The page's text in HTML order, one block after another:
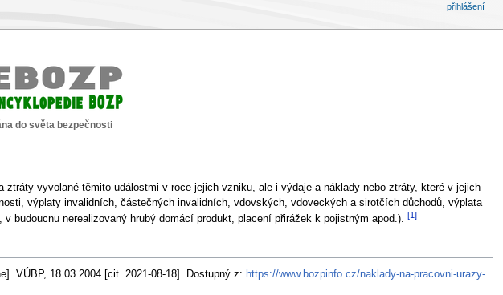
do světa bezpečnosti
vyvolané těmito událostmi v roce jejich vzniku, ale i výdaje a náklady nebo ztráty, které v jejich
výplaty invalidních, částečných invalidních, vdovských, vdoveckých a sirotčích důchodů, výplata
nerealizovaný hrubý domácí produkt, placení přirážek k pojistným apod.).
[1]
VÚBP, 18.03.2004 [cit. 2021-08-18]. Dostupný z: https://www.bozpinfo.cz/naklady-na-pracovni-urazy-
přihlášení